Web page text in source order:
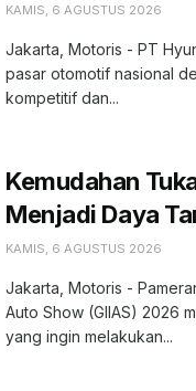
KAMIS, 6 AGUSTUS 2026
Jakarta, Motoris - PT
pasar otomotif nasional
kompetitif dan...
Kemudahan
Menjadi Daya
KAMIS, 6 AGUSTUS 2026
Jakarta, Motoris -
Auto Show (GIIAS) 2026
yang ingin melakukan...